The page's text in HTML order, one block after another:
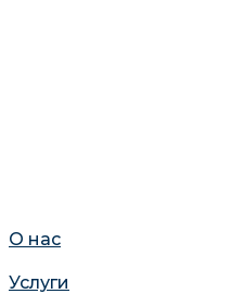
О нас
Услуги